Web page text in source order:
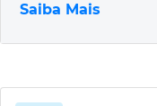
Saiba Mais